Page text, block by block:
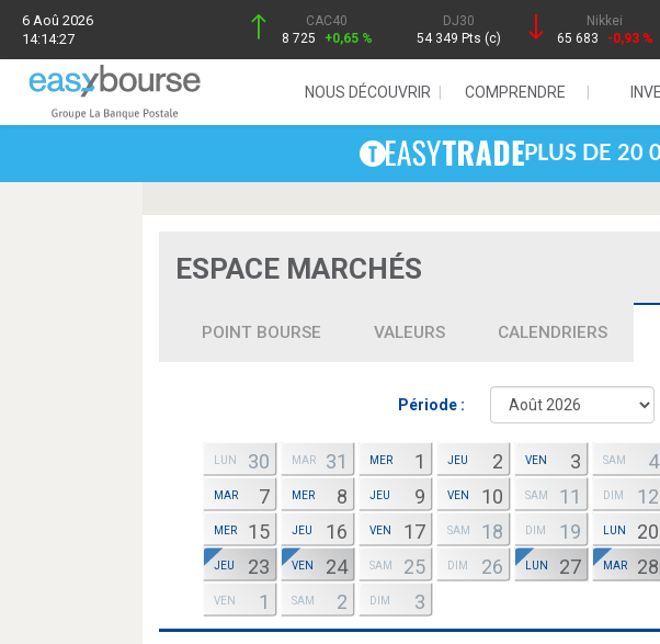
6 Aoû 2026
14:14:27
CAC40
8 725
+0,65 %
DJ30
54 349 Pts (c)
Nikkei
65 683
-0,93 %
NOUS DÉCOUVRIR COMPRENDRE
PLUS DE 20
ESPACE MARCHÉS
POINT BOURSE VALEURS CALENDRIERS
Période :
LUN 30 MAR 31 MER 1 JEU 2 VEN 3 SAM 4
MAR 7 MER 8 JEU 9 VEN 10 SAM 11 DIM 12
MER 15 JEU 16 VEN 17 SAM 18 DIM 19 LUN 20
JEU 23 VEN 24 SAM 25 DIM 26 LUN 27 MAR 28
VEN 1 SAM 2 DIM 3